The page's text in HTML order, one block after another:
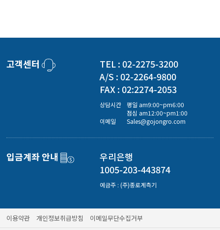
고객센터
TEL : 02-2275-3200
A/S : 02-2264-9800
FAX : 02:2274-2053
상담시간
평일 am9:00~pm6:00
점심 am12:00~pm1:00
이메일
Sales@gojongro.com
입금계좌 안내
우리은행
1005-203-443874
예금주 : (주)종로계측기
이용약관 개인정보취급방침 이메일무단수집거부